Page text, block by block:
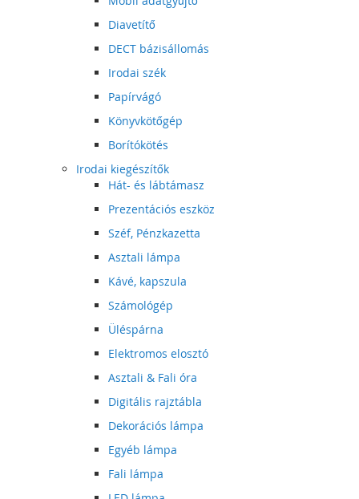
Diavetítő
DECT bázisállomás
Irodai szék
Papírvágó
Könyvkötőgép
Borítókötés
Irodai kiegészítők
Hát- és lábtámasz
Prezentációs eszköz
Széf, Pénzkazetta
Asztali lámpa
Kávé, kapszula
Számológép
Üléspárna
Elektromos elosztó
Asztali & Fali óra
Digitális rajztábla
Dekorációs lámpa
Egyéb lámpa
Fali lámpa